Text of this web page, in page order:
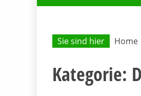
Sie sind hier Home
Kategorie: